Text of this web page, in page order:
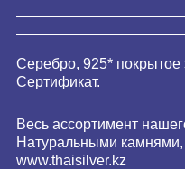
Серебро, 925* покрытое
Сертификат.
Весь ассортимент
Натуральными камнями,
www.thaisilver.kz